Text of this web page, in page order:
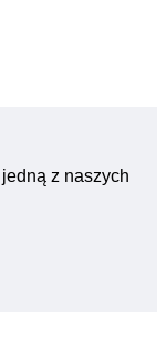
z naszych